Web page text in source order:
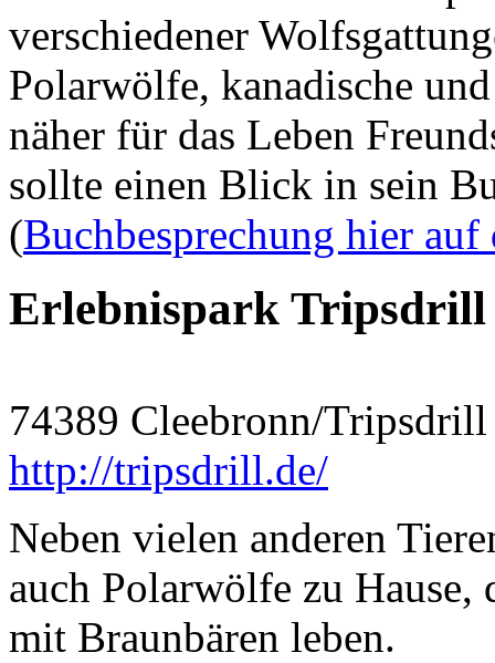
verschiedener
Polarwölfe, kanadische
näher für das Leben
sollte einen Blick in sein
(Buchbesprechung hier auf
Erlebnispark Tripsdrill
74389 Cleebronn/Tripsdrill
http://tripsdrill.de/
Neben vielen anderen
auch Polarwölfe zu Hause,
mit Braunbären leben.